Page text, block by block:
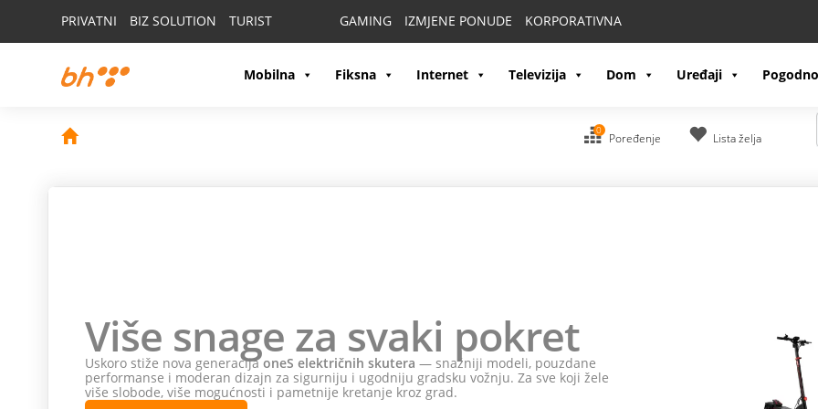
PRIVATNI BIZ SOLUTION TURIST GAMING IZMJENE PONUDE KORPORATIVNA
Mobilna Fiksna Internet Televizija Dom Uređaji
0
Poređenje Lista želja
Više snage za svaki pokret
Uskoro stiže nova generacijaoneS električnih skutera — snažniji modeli, pouzdane
performanse i moderan dizajn za sigurniju i ugodniju gradsku vožnju. Za sve koji žele
više slobode, više mogućnosti i pametnije kretanje kroz grad.